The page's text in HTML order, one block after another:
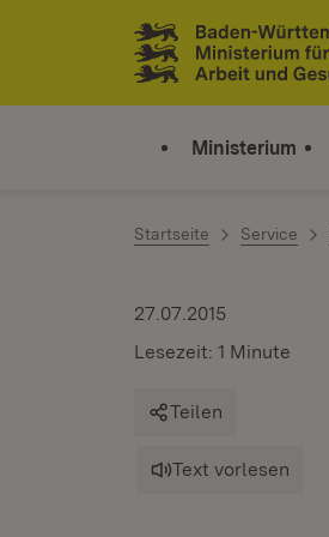
Zum Inhalt springen
Link zur Startseite
Ministerium
Startseite Service
27.07.2015
Lesezeit: 1 Minute
Teilen
Text vorlesen